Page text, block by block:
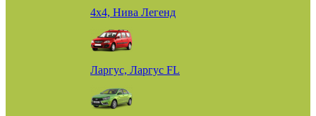
4х4, Нива Легенд
Ларгус, Ларгус FL